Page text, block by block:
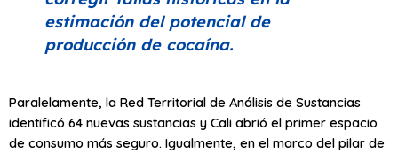
estimación del potencial de
producción de cocaína.
Paralelamente, la Red Territorial de Análisis de Sustancias
identificó 64 nuevas sustancias y Cali abrió el primer espacio
de consumo más seguro. Igualmente, en el marco del pilar de